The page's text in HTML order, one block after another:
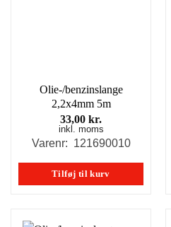
Olie-/benzinslange
2,2x4mm 5m
33,00 kr.
inkl. moms
Varenr: 121690010
Tilføj til kurv